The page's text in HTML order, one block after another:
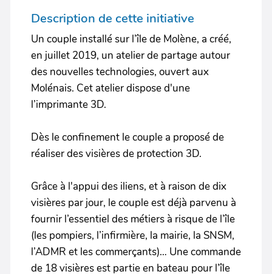
Description de cette initiative
Un couple installé sur l’île de Molène, a créé,
en juillet 2019, un atelier de partage autour
des nouvelles technologies, ouvert aux
Molénais. Cet atelier dispose d'une
l’imprimante 3D.
Dès le confinement le couple a proposé de
réaliser des visières de protection 3D.
Grâce à l'appui des iliens, et à raison de dix
visières par jour, le couple est déjà parvenu à
fournir l’essentiel des métiers à risque de l’île
(les pompiers, l’infirmière, la mairie, la SNSM,
l’ADMR et les commerçants)… Une commande
de 18 visières est partie en bateau pour l’île